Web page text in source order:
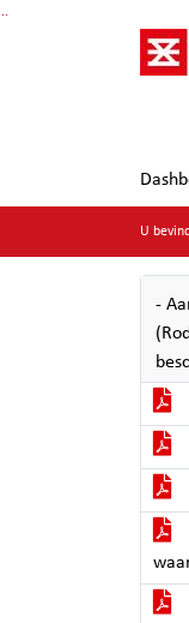
Ga naar de inhoud van
Ga naar het zoeken
Ga naar het menu
U
-